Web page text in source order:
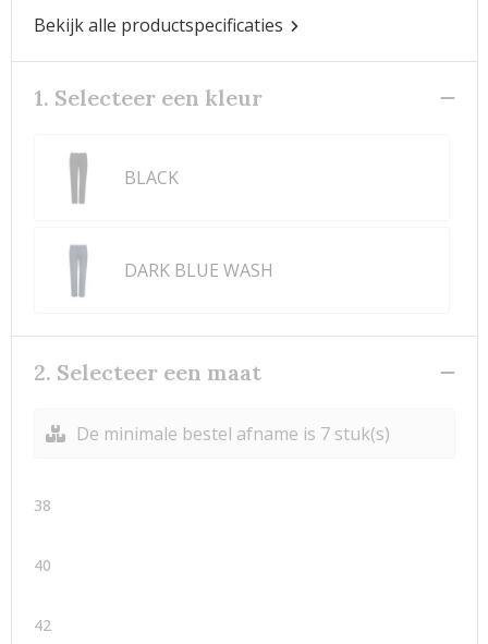
Bekijk alle productspecificaties
1. Selecteer een kleur
BLACK
DARK BLUE WASH
2. Selecteer een maat
De minimale bestel afname is 7 stuk(s)
38
40
42